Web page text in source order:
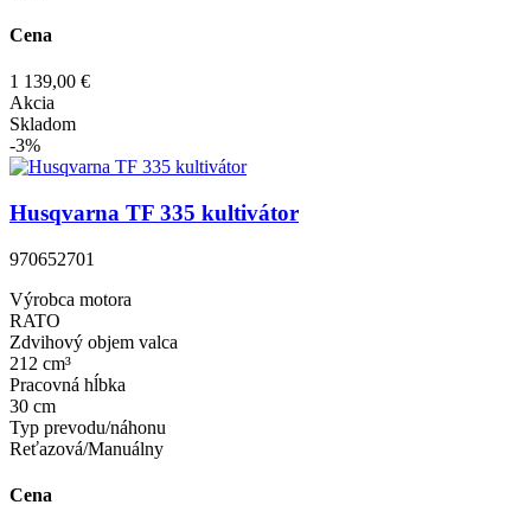
Cena
1 139,00 €
Akcia
Skladom
-3%
Husqvarna TF 335 kultivátor
970652701
Výrobca motora
RATO
Zdvihový objem valca
212 cm³
Pracovná hĺbka
30 cm
Typ prevodu/náhonu
Reťazová/Manuálny
Cena